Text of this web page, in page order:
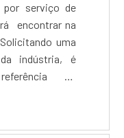
por serviço de
encontrar na
uma
indústria, é
do
SERVIÇO
quer
de corte a